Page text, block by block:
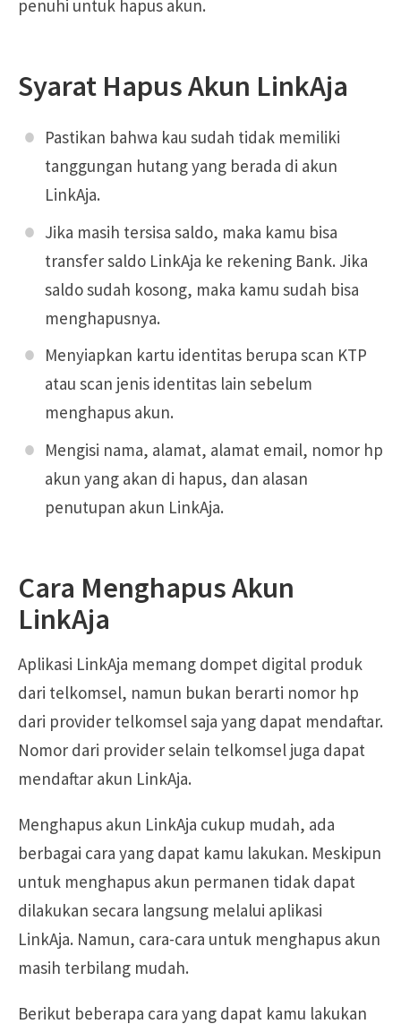
penuhi untuk hapus akun.
Syarat Hapus Akun LinkAja
Pastikan bahwa kau sudah tidak memiliki
tanggungan hutang yang berada di akun
LinkAja.
Jika masih tersisa saldo, maka kamu bisa
transfer saldo LinkAja ke rekening Bank. Jika
saldo sudah kosong, maka kamu sudah bisa
menghapusnya.
Menyiapkan kartu identitas berupa scan KTP
atau scan jenis identitas lain sebelum
menghapus akun.
Mengisi nama, alamat, alamat email, nomor hp
akun yang akan di hapus, dan alasan
penutupan akun LinkAja.
Cara Menghapus Akun
LinkAja
Aplikasi LinkAja memang dompet digital produk
dari telkomsel, namun bukan berarti nomor hp
dari provider telkomsel saja yang dapat mendaftar.
Nomor dari provider selain telkomsel juga dapat
mendaftar akun LinkAja.
Menghapus akun LinkAja cukup mudah, ada
berbagai cara yang dapat kamu lakukan. Meskipun
untuk menghapus akun permanen tidak dapat
dilakukan secara langsung melalui aplikasi
LinkAja. Namun, cara-cara untuk menghapus akun
masih terbilang mudah.
Berikut beberapa cara yang dapat kamu lakukan